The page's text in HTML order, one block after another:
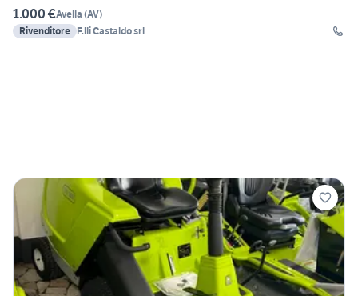
1.000 €Avella (AV)
Rivenditore F.lli Castaldo srl